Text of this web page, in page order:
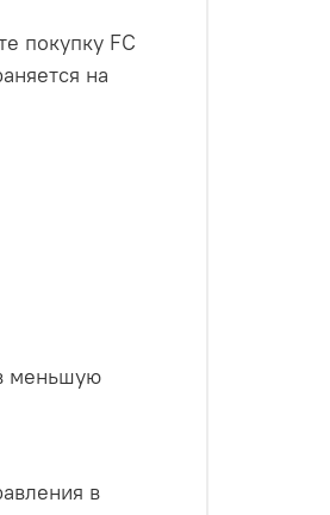
покупку FC
на
меньшую
в